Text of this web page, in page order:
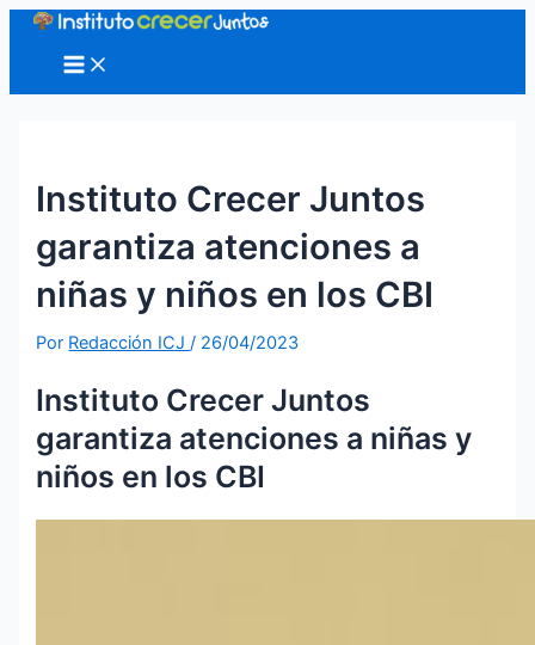
contenido
Main
Menu
Instituto Crecer Juntos
garantiza atenciones a
niñas y niños en los CBI
Por Redacción ICJ/ 26/04/2023
Instituto Crecer Juntos
garantiza atenciones a niñas y
niños en los CBI